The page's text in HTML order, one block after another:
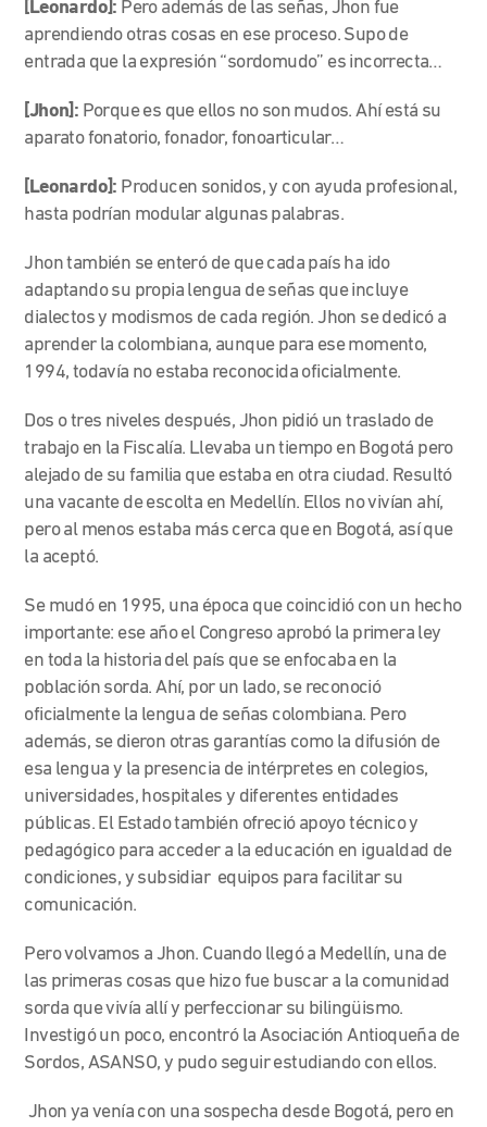
[Leonardo]: Pero además de las señas, Jhon fue
aprendiendo otras cosas en ese proceso. Supo de
entrada que la expresión “sordomudo” es incorrecta…
[Jhon]: Porque es que ellos no son mudos. Ahí está su
aparato fonatorio, fonador, fonoarticular…
[Leonardo]: Producen sonidos, y con ayuda profesional,
hasta podrían modular algunas palabras.
Jhon también se enteró de que cada país ha ido
adaptando su propia lengua de señas que incluye
dialectos y modismos de cada región. Jhon se dedicó a
aprender la colombiana, aunque para ese momento,
1994, todavía no estaba reconocida oficialmente.
Dos o tres niveles después, Jhon pidió un traslado de
trabajo en la Fiscalía. Llevaba un tiempo en Bogotá pero
alejado de su familia que estaba en otra ciudad. Resultó
una vacante de escolta en Medellín. Ellos no vivían ahí,
pero al menos estaba más cerca que en Bogotá, así que
la aceptó.
Se mudó en 1995, una época que coincidió con un hecho
importante: ese año el Congreso aprobó la primera ley
en toda la historia del país que se enfocaba en la
población sorda. Ahí, por un lado, se reconoció
oficialmente la lengua de señas colombiana. Pero
además, se dieron otras garantías como la difusión de
esa lengua y la presencia de intérpretes en colegios,
universidades, hospitales y diferentes entidades
públicas. El Estado también ofreció apoyo técnico y
pedagógico para acceder a la educación en igualdad de
condiciones, y subsidiar equipos para facilitar su
comunicación.
Pero volvamos a Jhon. Cuando llegó a Medellín, una de
las primeras cosas que hizo fue buscar a la comunidad
sorda que vivía allí y perfeccionar su bilingüismo.
Investigó un poco, encontró la Asociación Antioqueña de
Sordos, ASANSO, y pudo seguir estudiando con ellos.
Jhon ya venía con una sospecha desde Bogotá, pero en